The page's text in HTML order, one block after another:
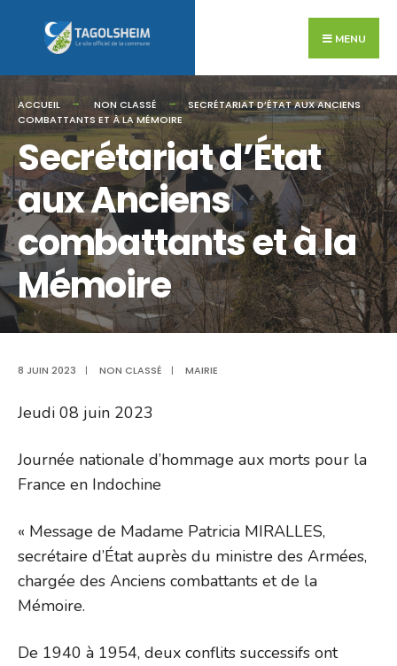
MENU
ACCUEIL NON CLASSÉ
SECRÉTARIAT D’ÉTAT AUX ANCIENS
COMBATTANTS ET À LA MÉMOIRE
Secrétariat d’État
aux Anciens
combattants et à la
Mémoire
8 JUIN 2023 | NON CLASSÉ | MAIRIE
Jeudi 08 juin 2023
Journée nationale d’hommage aux morts pour la
France en Indochine
« Message de Madame Patricia MIRALLES,
secrétaire d’État auprès du ministre des Armées,
chargée des Anciens combattants et de la
Mémoire.
De 1940 à 1954, deux conflits successifs ont
for: